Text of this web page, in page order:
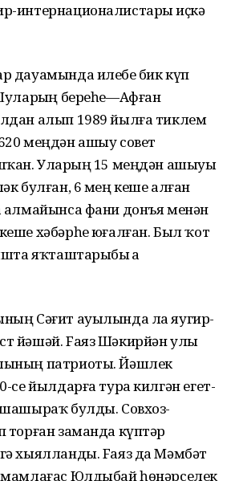
интернационалистарҙы иҫкә
дауамында илебеҙ бик күп
береһе—Афған
алып 1989 йылға тиклем
меңдән ашыу совет
Уларҙың 15 меңдән ашыуы
булған, 6 мең кеше алған
алмайынса фани донъя менән
хәбәрһеҙ юғалған. Был ҡот
яҡташтарыбыҙ ҙа
Сәғит ауылында ла яугир-
йәшәй. Fаяз Шәкирйән улы
патриоты. Йәшлек
се йылдарға тура килгән егет-
булды. Совхоз-
торған заманда күптәр
хыялланды. Fаяз да Мәмбәт
Юлдыбай һөнәрселек